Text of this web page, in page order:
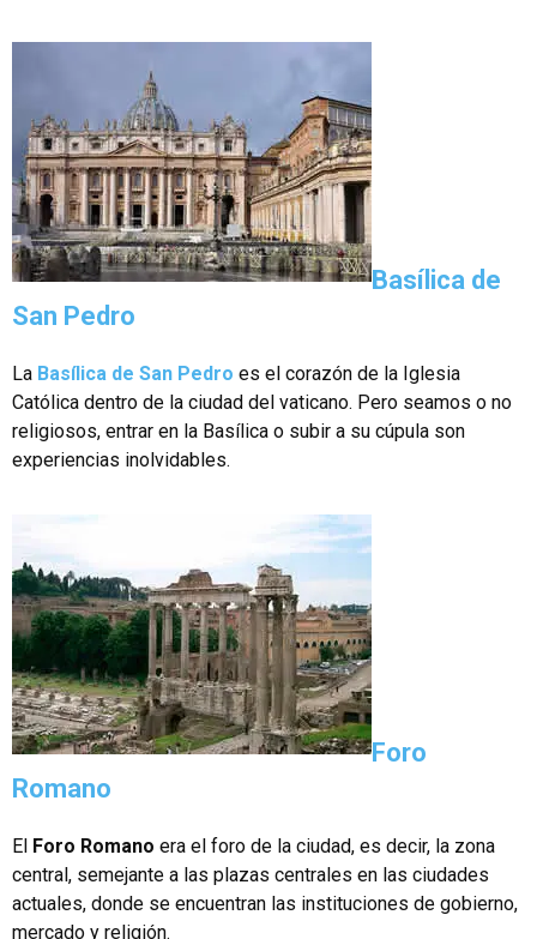
Basílica de
San Pedro
La Basílica de San Pedro es el corazón de la Iglesia
Católica dentro de la ciudad del vaticano. Pero seamos o no
religiosos, entrar en la Basílica o subir a su cúpula son
experiencias inolvidables.
Foro
Romano
El Foro Romano era el foro de la ciudad, es decir, la zona
central, semejante a las plazas centrales en las ciudades
actuales, donde se encuentran las instituciones de gobierno,
mercado y religión.